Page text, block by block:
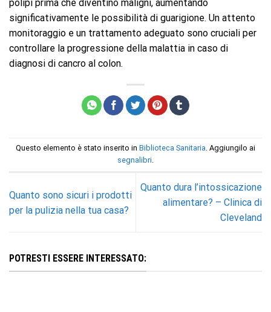
polipi prima che diventino maligni, aumentando
significativamente le possibilità di guarigione. Un attento
monitoraggio e un trattamento adeguato sono cruciali per
controllare la progressione della malattia in caso di
diagnosi di cancro al colon.
Questo elemento è stato inserito in Biblioteca Sanitaria. Aggiungilo ai
segnalibri.
Quanto sono sicuri i prodotti
per la pulizia nella tua casa?
Quanto dura l’intossicazione
alimentare? – Clinica di
Cleveland
POTRESTI ESSERE INTERESSATO: